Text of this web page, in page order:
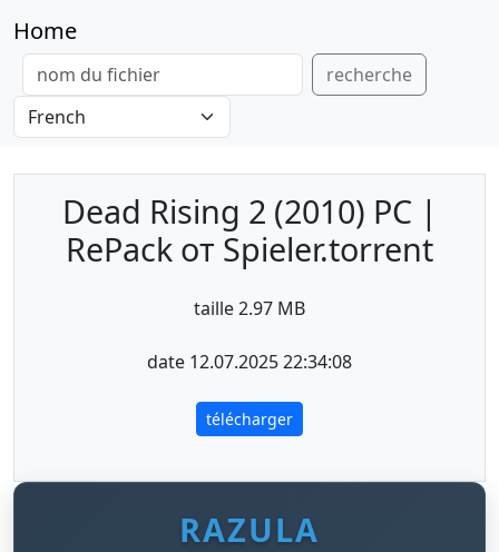
Home
recherche
Dead Rising 2 (2010) PC |
RePack от Spieler.torrent
taille 2.97 MB
date 12.07.2025 22:34:08
télécharger
RAZULA